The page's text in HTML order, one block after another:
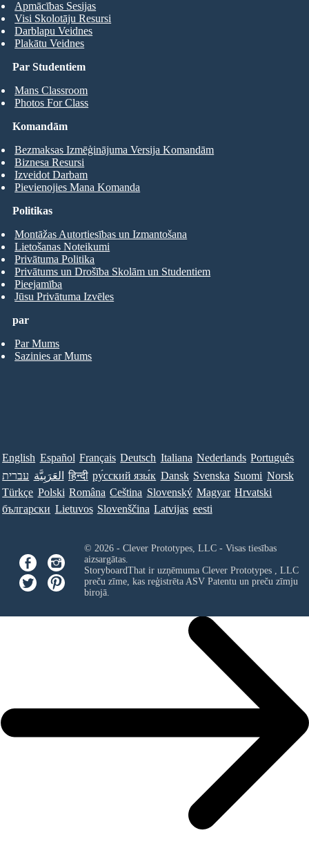
Par Studentiem
Mans Classroom
Photos For Class
Apmācības Sesijas
Visi Skolotāju Resursi
Darblapu Veidnes
Plakātu Veidnes
Komandām
Bezmaksas Izmēģinājuma Versija Komandām
Biznesa Resursi
Izveidot Darbam
Pievienojies Mana Komanda
par
Par Mums
Sazinies ar Mums
Politikas
Montāžas Autortiesības un Izmantošana
Lietošanas Noteikumi
Privātuma Politika
Privātums un Drošība Skolām un Studentiem
Pieejamība
Jūsu Privātuma Izvēles
English Español Français Deutsch Italiana Nederlands Português
עברית العَرَبِيَّة हिन्दी ру́сский язы́к Dansk Svenska Suomi Norsk
Türkçe Polski Româna Ceština Slovenský Magyar Hrvatski
български Lietuvos Slovenščina Latvijas eesti
© 2026 - Clever Prototypes, LLC - Visas tiesības
aizsargātas.
StoryboardThat ir uzņēmuma Clever Prototypes , LLC
preču zīme, kas reģistrēta ASV Patentu un preču zīmju
birojā.